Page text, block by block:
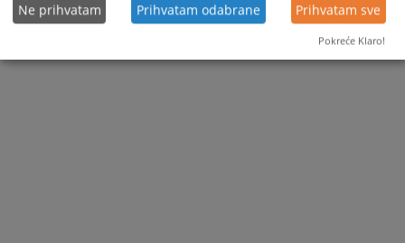
Ne prihvatam Prihvatam odabrane Prihvatam sve
Pokreće Klaro!